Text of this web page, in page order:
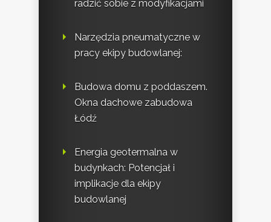
radzić sobie z modyfikacjami
Narzędzia pneumatyczne w
pracy ekipy budowlanej:
Budowa domu z poddaszem.
Okna dachowe zabudowa
Łódź
Energia geotermalna w
budynkach: Potencjał i
implikacje dla ekipy
budowlanej